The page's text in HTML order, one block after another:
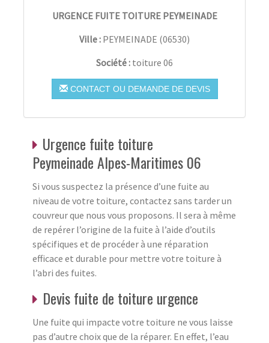
URGENCE FUITE TOITURE PEYMEINADE
Ville : PEYMEINADE (06530)
Société : toiture 06
CONTACT OU DEMANDE DE DEVIS
Urgence fuite toiture
Peymeinade Alpes-Maritimes 06
Si vous suspectez la présence d’une fuite au
niveau de votre toiture, contactez sans tarder un
couvreur que nous vous proposons. Il sera à même
de repérer l’origine de la fuite à l’aide d’outils
spécifiques et de procéder à une réparation
efficace et durable pour mettre votre toiture à
l’abri des fuites.
Devis fuite de toiture urgence
Une fuite qui impacte votre toiture ne vous laisse
pas d’autre choix que de la réparer. En effet, l’eau